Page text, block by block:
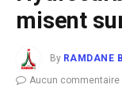
misent
By RAMDANE
Aucun commentaire